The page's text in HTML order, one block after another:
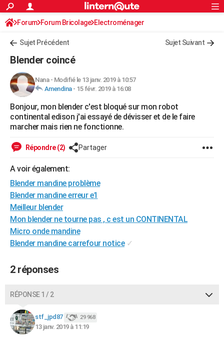
ACTUALITÉS
Politique
Société
Faits Divers
Education
Monde
Villes
+
FINANCE
Retraite
Impôts
Epargne
Immobilier
Risques naturels par ville
Banque
Assurance
Crédit
AUTO
Essais
Réserver un essai
Citadines
Berlines
SUV
Forum auto
+HIGH-TECH
Mobiles
Meilleur smartphone
Internet
Ordinateurs
Jeux vidéo
Guide high-tech
+
Forum
Aménagement intérieur
Extérieur
Cuisine
Salle de bains
Jardinage
Rangement
WEEK-END
Guides de France
Escapades
Patrimoine
Expositions
Musées
Week-end nature
+LIFESTYLE
Art de vivre
Bien-être
Loisirs
Mode
Modes de vie
SANTE
Alimentation
Guide de la santé
Maladies
Médicaments
Sommeil
VOYAGE
Destinations
City break
Voyage nature
Voyage de noces
Forum
Climat
+PHOTO
BONS PLANS
CARTE DE VOEUX
Carte de Noël
Carte Bonne année
Carte Saint-Valentin
Carte Pâques
Carte d'anniversaire
DICTIONNAIRE
Dictionnaire
Biographies
Citations
Expressions
Proverbes
S'inscrire
Connexion
Forum Forum Bricolage Electroménager
Sujet Précédent Sujet Suivant
Blender coincé
Nana- Modifié le 13 janv. 2019 à 10:57
Amendina- 15 févr. 2019 à 16:08
Bonjour, mon blender c'est bloqué sur mon robot
continental edison j'ai essayé de dévisser et de le faire
marcher mais rien ne fonctionne.
Répondre (2) Partager
A voir également:
Blender mandine problème
Blender mandine erreur e1
Meilleur blender
Mon blender ne tourne pas , c est un CONTINENTAL
Micro onde mandine
Blender mandine carrefour notice ✓
2 réponses
RÉPONSE 1 / 2
stf_jpd87 29 968
13 janv. 2019 à 11:19